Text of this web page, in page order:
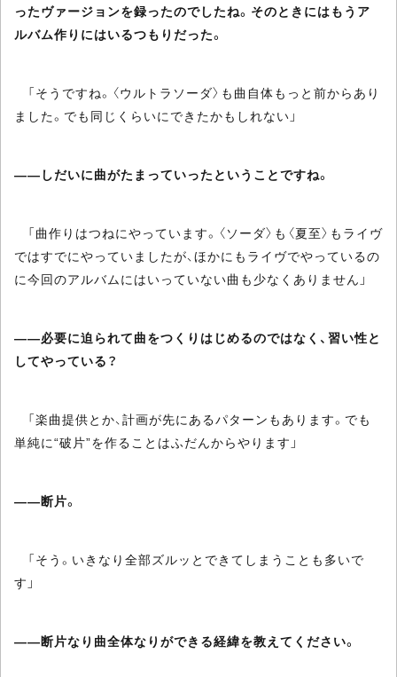
ったヴァージョンを録ったのでしたね。そのときにはもうア
ルバム作りにはいるつもりだった。
「そうですね。〈ウルトラソーダ〉も曲自体もっと前からあり
ました。でも同じくらいにできたかもしれない」
――しだいに曲がたまっていったということですね。
「曲作りはつねにやっています。〈ソーダ〉も〈夏至〉もライヴ
ではすでにやっていましたが、ほかにもライヴでやっているの
に今回のアルバムにはいっていない曲も少なくありません」
――必要に迫られて曲をつくりはじめるのではなく、習い性と
してやっている？
「楽曲提供とか、計画が先にあるパターンもあります。でも
単純に“破片”を作ることはふだんからやります」
――断片。
「そう。いきなり全部ズルッとできてしまうことも多いで
す」
――断片なり曲全体なりができる経緯を教えてください。